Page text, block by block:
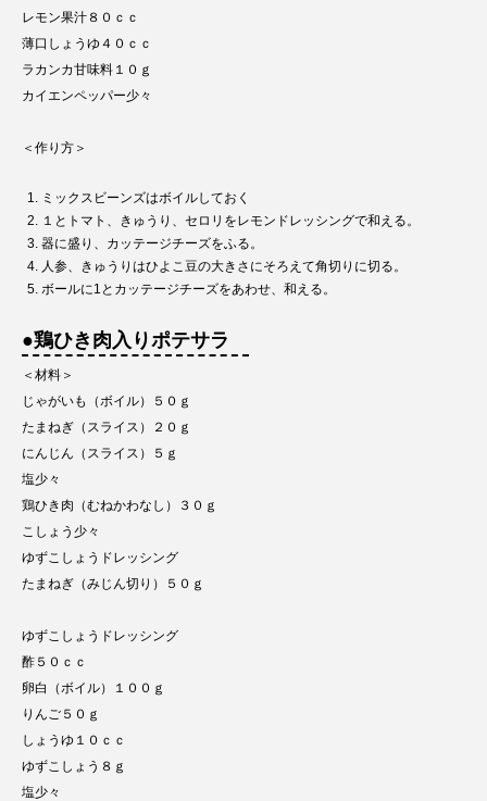
レモン果汁８０ｃｃ
薄口しょうゆ４０ｃｃ
ラカンカ甘味料１０ｇ
カイエンペッパー少々
＜作り方＞
ミックスビーンズはボイルしておく
１とトマト、きゅうり、セロリをレモンドレッシングで和える。
器に盛り、カッテージチーズをふる。
人参、きゅうりはひよこ豆の大きさにそろえて角切りに切る。
ボールに1とカッテージチーズをあわせ、和える。
●鶏ひき肉入りポテサラ
＜材料＞
じゃがいも（ボイル）５０ｇ
たまねぎ（スライス）２０ｇ
にんじん（スライス）５ｇ
塩少々
鶏ひき肉（むねかわなし）３０ｇ
こしょう少々
ゆずこしょうドレッシング
たまねぎ（みじん切り）５０ｇ
ゆずこしょうドレッシング
酢５０ｃｃ
卵白（ボイル）１００ｇ
りんご５０ｇ
しょうゆ１０ｃｃ
ゆずこしょう８ｇ
塩少々